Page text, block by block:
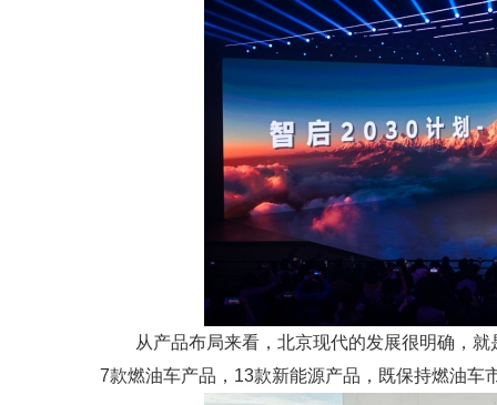
从产品布局来看，北京现代的发展很明确，
7款燃油车产品，13款新能源产品，既保持燃油车